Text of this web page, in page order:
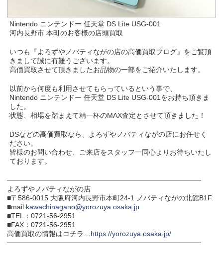
Nintendo ニンテンドー 任天堂 DS Lite USG-001
河内長野市 本町のお客様の店頭買取
いつも『よろずやノバティながの店の高価買取ブログ』をご覧頂
きまして誠に有難うございます。
高価買取させて頂きましたお品物の一部をご紹介いたします。
以前から何度も利用させてもらっているという事で、
Nintendo ニンテンドー 任天堂 DS Lite USG-001をお持ち頂きま
した。
状態、相場を踏まえて精一杯のMAX査定とさせて頂きました！
DSなどの高価買取なら、よろずやノバティながの店にお任せく
ださい。
皆様のお問い合わせ、ご来店をスタッフ一同心よりお待ちいたし
ております。
───────────────────────────────────────
よろずやノバティながの店
■〒586-0015 大阪府河内長野市本町24-1 ノバティながの北館B1F
■mail:kawachinagano@yorozuya.osaka.jp
■TEL：0721-56-2951
■FAX：0721-56-2951
高価買取の情報はコチラ…https://yorozuya.osaka.jp/
───────────────────────────────────────